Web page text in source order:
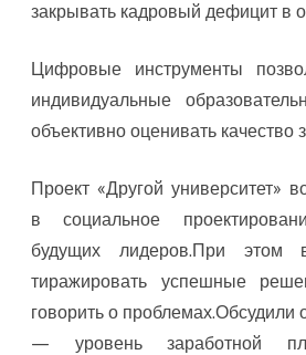
закрывать кадровый дефицит в
Цифровые инструменты
индивидуальные
объективно оценивать качество
Проект «Другой университет»
в социальное
будущих лидеров.При этом
тиражировать успешные
говорить о проблемах.Обсудили
— уровень заработной